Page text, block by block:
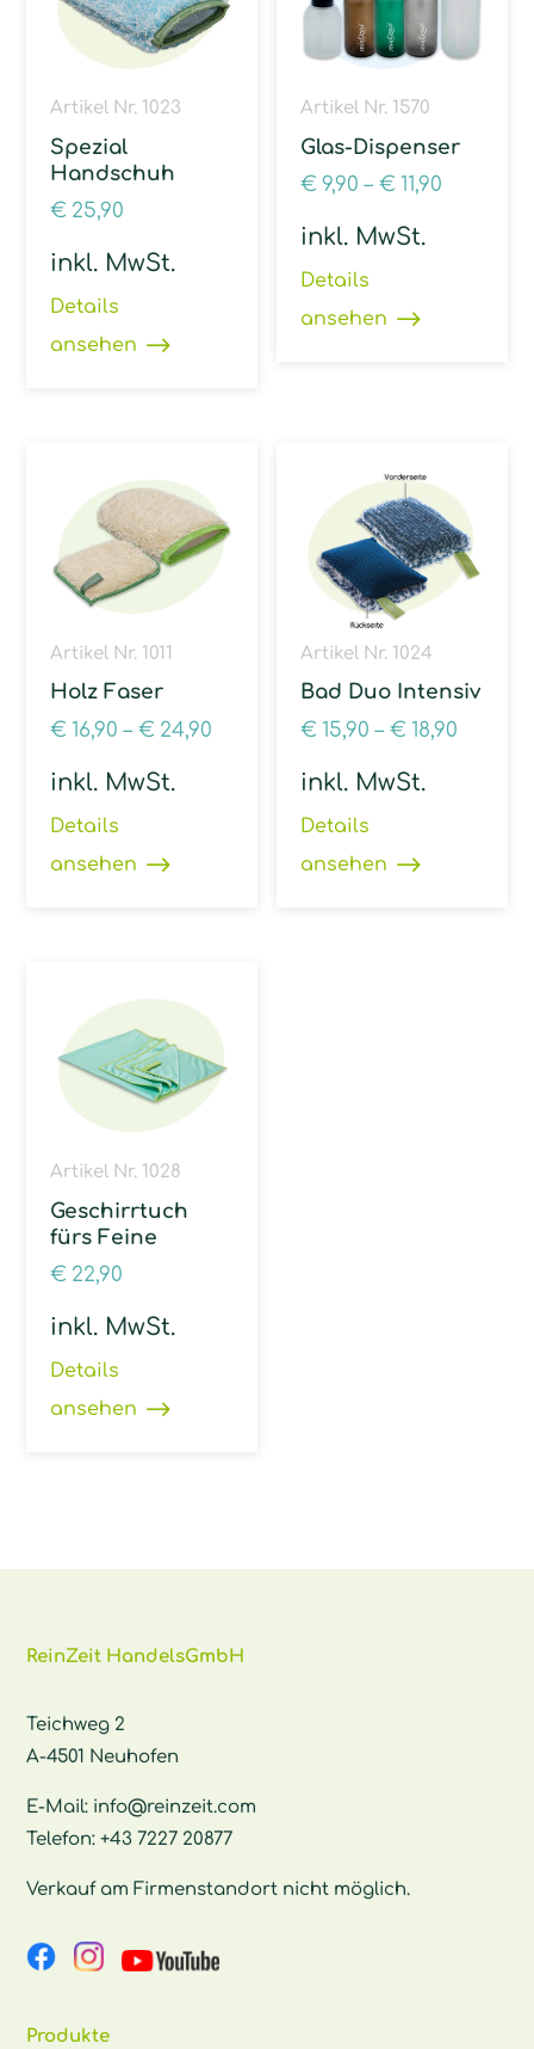
Artikel Nr. 1023
Spezial
Handschuh
€ 25,90
inkl. MwSt.
Details
ansehen
Artikel Nr. 1570
Glas-Dispenser
€ 9,90 –€ 11,90
inkl. MwSt.
Details
ansehen
Artikel Nr. 1011
Holz Faser
€ 16,90 –€ 24,90
inkl. MwSt.
Details
ansehen
Artikel Nr. 1024
Bad Duo Intensiv
€ 15,90 –€ 18,90
inkl. MwSt.
Details
ansehen
Artikel Nr. 1028
Geschirrtuch
fürs Feine
€ 22,90
inkl. MwSt.
Details
ansehen
ReinZeit HandelsGmbH
Teichweg 2
A-4501 Neuhofen
E-Mail: info@reinzeit.com
Telefon:+43 7227 20877
Verkauf am Firmenstandort nicht möglich.
Produkte